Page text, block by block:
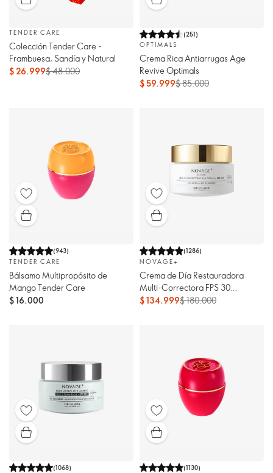
TENDER CARE
Colección Tender Care -
Frambuesa, Sandía y Natural
$ 26.999$ 48.000
(251)
OPTIMALS
Crema Rica Antiarrugas Age
Revive Optimals
$ 59.999$ 85.000
(943)
TENDER CARE
Bálsamo Multipropósito de
Mango Tender Care
$ 16.000
(1286)
NOVAGE+
Crema de Día Restauradora
Multi-Correctora FPS 30
Novage+
$ 134.999$ 180.000
(1068)
(1130)